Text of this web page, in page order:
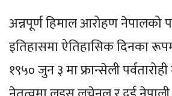
अन्नपूर्ण हिमाल आरोहण नेपालको
इतिहासमा ऐतिहासिक दिनका
१९५० जुन ३ मा फ्रान्सेली